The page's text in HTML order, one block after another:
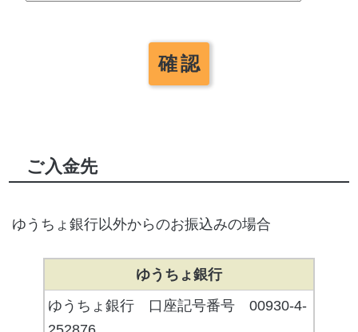
ご入金先
ゆうちょ銀行以外からのお振込みの場合
ゆうちょ銀行
ゆうちょ銀行 口座記号番号 00930-4-